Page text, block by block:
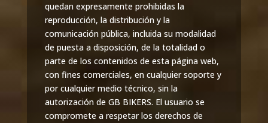
quedan expresamente prohibidas la
reproducción, la distribución y la
comunicación pública, incluida su modalidad
de puesta a disposición, de la totalidad o
parte de los contenidos de esta página web,
con fines comerciales, en cualquier soporte y
por cualquier medio técnico, sin la
autorización de GB BIKERS. El usuario se
compromete a respetar los derechos de